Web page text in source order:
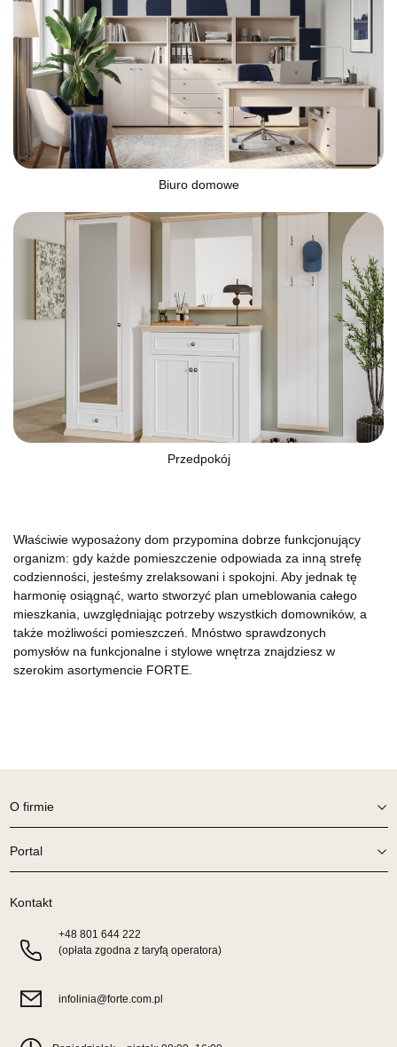
Biuro domowe
Przedpokój
Właściwie wyposażony dom przypomina dobrze funkcjonujący
organizm: gdy każde pomieszczenie odpowiada za inną strefę
codzienności, jesteśmy zrelaksowani i spokojni. Aby jednak tę
harmonię osiągnąć, warto stworzyć plan umeblowania całego
mieszkania, uwzględniając potrzeby wszystkich domowników, a
także możliwości pomieszczeń. Mnóstwo sprawdzonych
pomysłów na funkcjonalne i stylowe wnętrza znajdziesz w
szerokim asortymencie FORTE.
O firmie
Portal
Kontakt
+48 801 644 222
(opłata zgodna z taryfą operatora)
infolinia@forte.com.pl